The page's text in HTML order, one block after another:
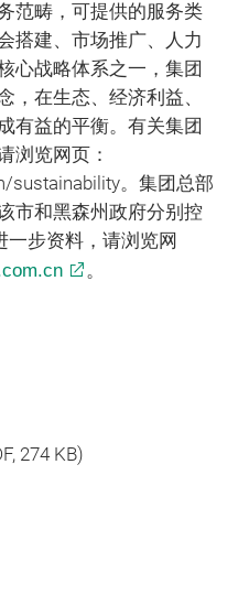
范畴，可提供的服务类
搭建、市场推广、人力
心战略体系之一，集团
，在生态、经济利益、
有益的平衡。有关集团
浏览网页：
sustainability。集团总部
市和黑森州政府分别控
一步资料，请浏览网
。
, 274 KB)